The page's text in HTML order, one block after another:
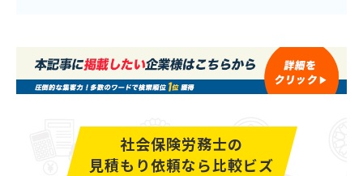
社会保険労務士の
見積もり依頼なら比較ビズ